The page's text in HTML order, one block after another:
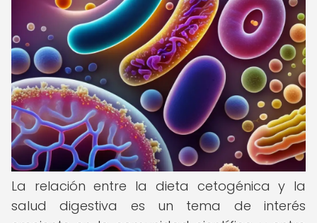
La relación entre la dieta cetogénica y la
salud digestiva es un tema de interés